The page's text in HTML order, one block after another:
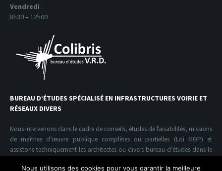
Vendredi :
8h30 – 12h00
BUREAU D’ÉTUDES SPÉCIALISÉ EN INFRASTRUCTURES VOIRIE ET
RÉSEAUX DIVERS
Nous intervenons dans le cadre de conseils, études de faisabilités, missions
de maîtrise d’œuvre publique complètes ou partielles (Loi MOP) et
assistons techniquement les architectes ou divers bureau d’études dans le
Nous utilisons des cookies pour vous garantir la meilleure